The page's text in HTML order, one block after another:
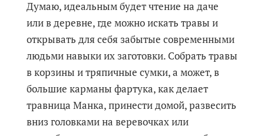
Думаю, идеальным будет чтение на даче
или в деревне, где можно искать травы и
открывать для себя забытые современными
людьми навыки их заготовки. Собрать травы
в корзины и тряпичные сумки, а может, в
большие карманы фартука, как делает
травница Манка, принести домой, развесить
вниз головками на веревочках или